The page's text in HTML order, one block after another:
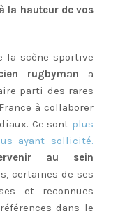
la hauteur de vos
la scène sportive
rugbyman a
parti des rares
à collaborer
Ce sont plus
ayant sollicité.
au sein
certaines de ses
et reconnues
dans le